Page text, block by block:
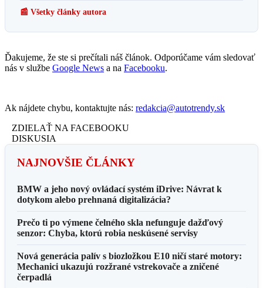
📰 Všetky články autora
Ďakujeme, že ste si prečítali náš článok. Odporúčame vám sledovať
nás v službe Google News a na Facebooku.
Ak nájdete chybu, kontaktujte nás: redakcia@autotrendy.sk
ZDIELAŤ NA FACEBOOKU
DISKUSIA
NAJNOVŠIE ČLÁNKY
BMW a jeho nový ovládací systém iDrive: Návrat k
dotykom alebo prehnaná digitalizácia?
Prečo ti po výmene čelného skla nefunguje dažďový
senzor: Chyba, ktorú robia neskúsené servisy
Nová generácia palív s biozložkou E10 ničí staré motory:
Mechanici ukazujú rozžrané vstrekovače a zničené
čerpadlá